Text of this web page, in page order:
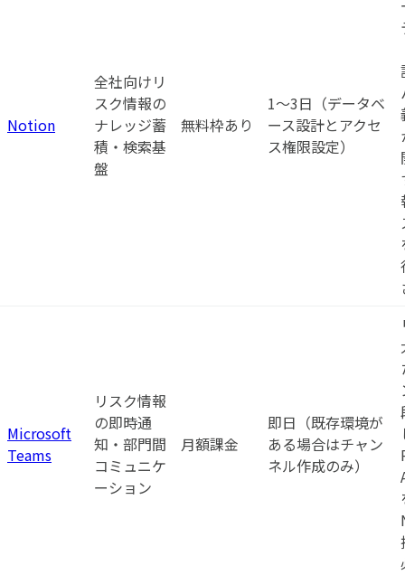
Notion
全社向けリ
スク情報の
ナレッジ蓄
積・検索基
盤
無料枠あり
1〜3日（データベ
ース設計とアクセ
ス権限設定）
Microsoft
Teams
リスク情報
の即時通
知・部門間
コミュニケ
ーション
月額課金
即日（既存環境が
ある場合はチャン
ネル作成のみ）